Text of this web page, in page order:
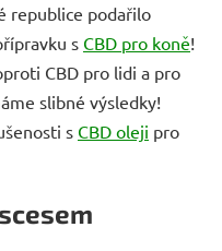
republice podařilo
s CBD pro koně!
CBD pro lidi a pro
slibné výsledky!
s CBD oleji pro